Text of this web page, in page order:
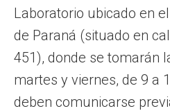
Laboratorio ubicado en
de Paraná (situado en
451), donde se tomarán
martes y viernes, de 9 a
deben comunicarse